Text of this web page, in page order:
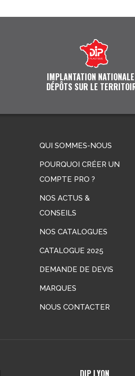
IMPLANTATION
DÉPÔTS SUR LE
QUI SOMMES-NOUS
POURQUOI CRÉER UN
COMPTE PRO ?
NOS ACTUS &
CONSEILS
NOS CATALOGUES
CATALOGUE 2025
DEMANDE DE DEVIS
MARQUES
NOUS CONTACTER
DIP LYON